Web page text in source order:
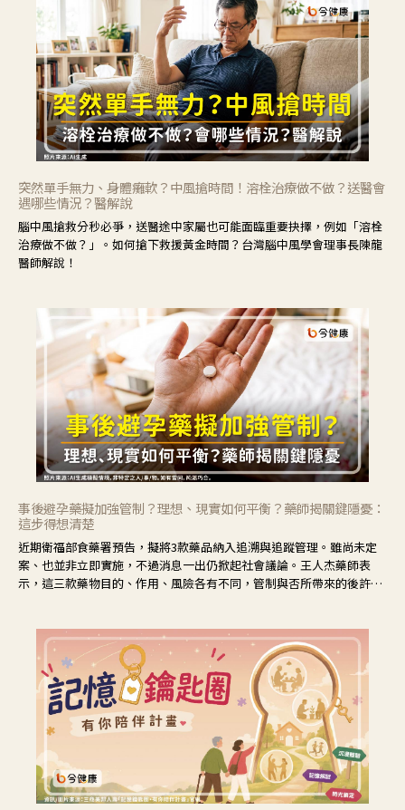
突然單手無力、身體癱軟？中風搶時間！溶栓治療做不做？送醫會
遇哪些情況？醫解說
腦中風搶救分秒必爭，送醫途中家屬也可能面臨重要抉擇，例如「溶栓
治療做不做？」。如何搶下救援黃金時間？台灣腦中風學會理事長陳龍
醫師解說！
事後避孕藥擬加強管制？理想、現實如何平衡？藥師揭關鍵隱憂：
這步得想清楚
近期衛福部食藥署預告，擬將3款藥品納入追溯與追蹤管理。雖尚未定
案、也並非立即實施，不過消息一出仍掀起社會議論。王人杰藥師表
示，這三款藥物目的、作用、風險各有不同，管制與否所帶來的後許影